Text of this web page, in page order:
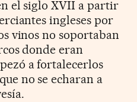
el siglo XVII a partir
ingleses por
vinos no soportaban
donde eran
a fortalecerlos
no se echaran a